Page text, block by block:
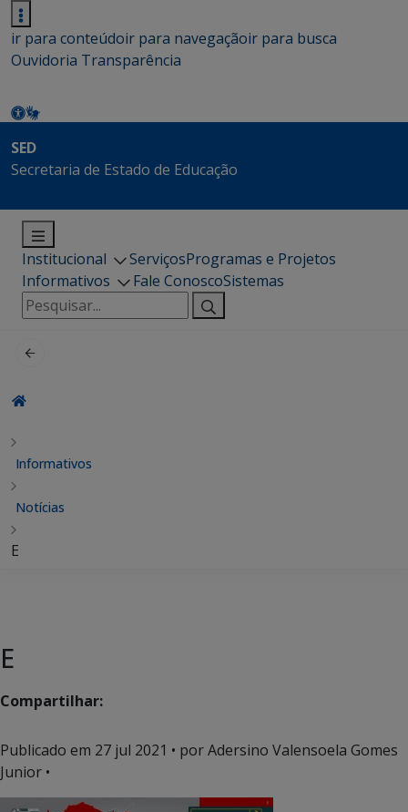
ir para conteúdoir para navegaçãoir para busca
Ouvidoria Transparência
SED
Secretaria de Estado de Educação
Institucional ServiçosProgramas e Projetos
Informativos
Fale ConoscoSistemas
Pesquisar
por:
Informativos
Notícias
E
E
Compartilhar:
Publicado em 27 jul 2021 • por Adersino Valensoela Gomes
Junior •